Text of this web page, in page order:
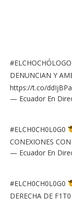
#ELCHOCHÓLOGO
DENUNCIAN Y
https://t.co/
— Ecuador En
#ELCH0CH0L0G0
CONEXIONES
— Ecuador En
#ELCH0CH0L0G0
DERECHA DE F1T0